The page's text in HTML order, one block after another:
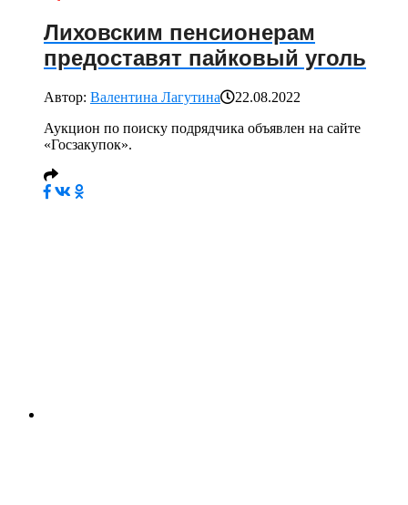
Лиховским пенсионерам
предоставят пайковый уголь
Автор: Валентина Лагутина
22.08.2022
Аукцион по поиску подрядчика объявлен на сайте
«Госзакупок».